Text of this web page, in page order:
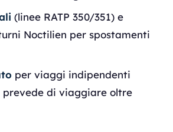
(linee RATP 350/351) e
Noctilien per spostamenti
per viaggi indipendenti
prevede di viaggiare oltre